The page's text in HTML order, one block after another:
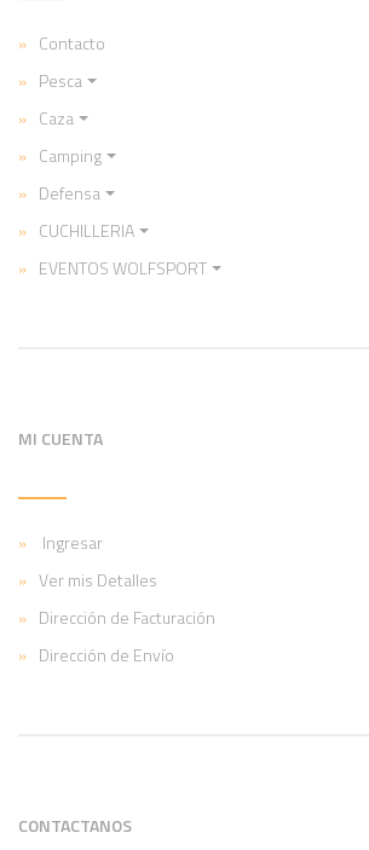
Contacto
Pesca
Caza
Camping
Defensa
CUCHILLERIA
EVENTOS WOLFSPORT
MI CUENTA
Ingresar
Ver mis Detalles
Dirección de Facturación
Dirección de Envío
CONTACTANOS